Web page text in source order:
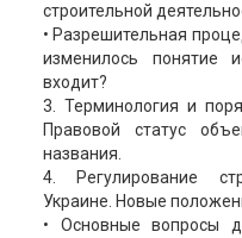
строительной
• Разрешительная
изменилось понятие
входит?
3. Терминология и
Правовой статус
названия.
4. Регулирование
Украине. Новые
• Основные вопросы